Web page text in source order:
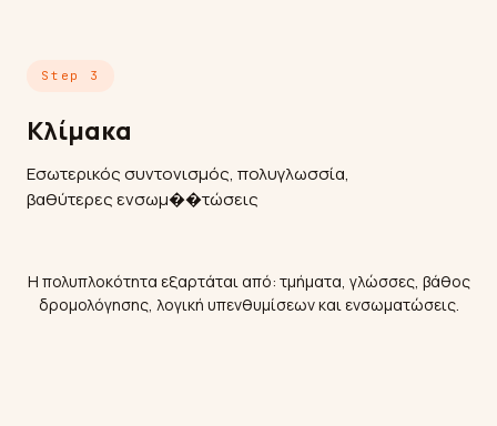
Step 3
Κλίμακα
Εσωτερικός συντονισμός, πολυγλωσσία,
βαθύτερες ενσωμ��τώσεις
Η πολυπλοκότητα εξαρτάται από: τμήματα, γλώσσες, βάθος
δρομολόγησης, λογική υπενθυμίσεων και ενσωματώσεις.